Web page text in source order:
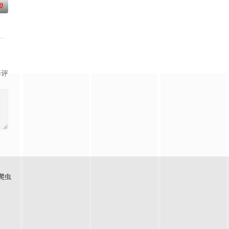
的照屋踊，憧憬舞蹈学
什么，却清楚自己不要什么：父母享受的中产生活、哥哥向
虫